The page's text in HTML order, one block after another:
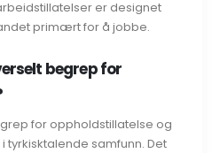
er designet
primært for å jobbe.
begrep for
for oppholdstillatelse og
tyrkisktalende samfunn. Det